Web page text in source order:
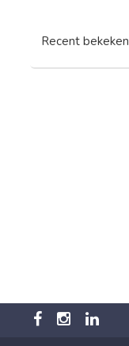
Recent bekeken